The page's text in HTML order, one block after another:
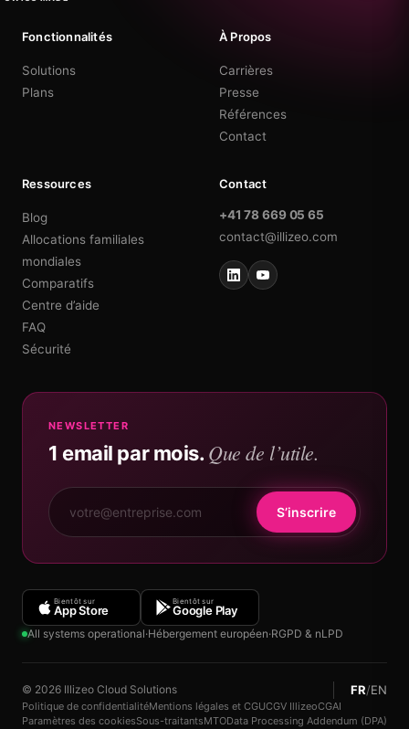
Fonctionnalités
Solutions
Plans
À Propos
Carrières
Presse
Références
Contact
Ressources
Blog
Allocations familiales
mondiales
Comparatifs
Centre d’aide
FAQ
Sécurité
Contact
+41 78 669 05 65
contact@illizeo.com
NEWSLETTER
1 email par mois. Que de l’utile.
S’inscrire
Bientôt sur
App Store
Bientôt sur
Google Play
All systems operational·Hébergement européen·RGPD & nLPD
© 2026 Illizeo Cloud Solutions FR/EN
Politique de confidentialitéMentions légales et CGUCGV IllizeoCGAI
Paramètres des cookiesSous-traitantsMTOData Processing Addendum (DPA)